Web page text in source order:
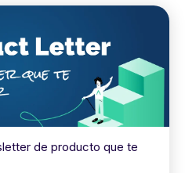
de producto que te